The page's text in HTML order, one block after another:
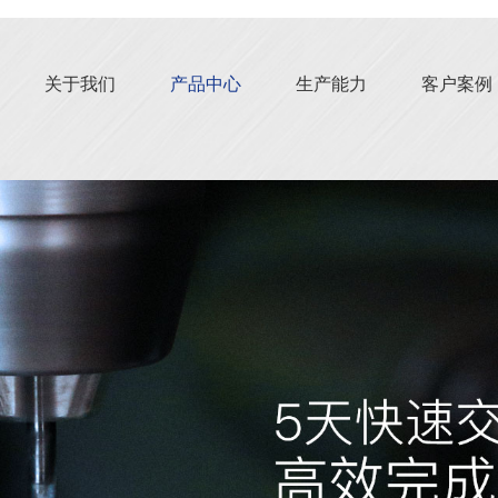
关于我们 产品中心 生产能力 客户案例